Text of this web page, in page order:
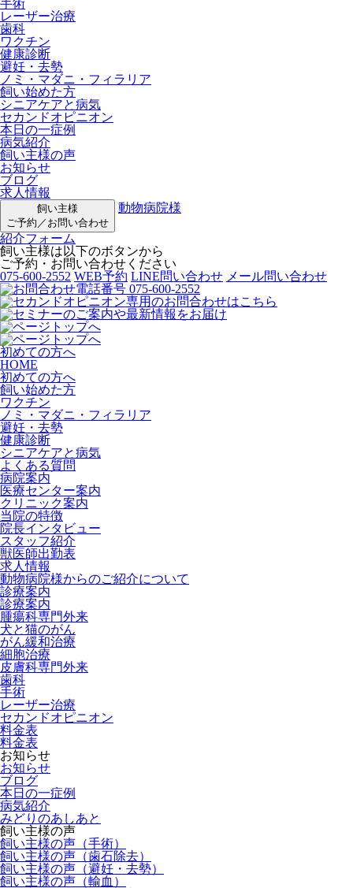
手術
レーザー治療
歯科
ワクチン
健康診断
避妊・去勢
ノミ・マダニ・フィラリア
飼い始めた方
シニアケアと病気
セカンドオピニオン
本日の一症例
病気紹介
飼い主様の声
お知らせ
ブログ
求人情報
飼い主様
ご予約／お問い合わせ
動物病院様
紹介フォーム
飼い主様は以下のボタンから
ご予約・お問い合わせください
075-600-2552 WEB予約 LINE問い合わせ メール問い合わせ
初めての方へ
HOME
初めての方へ
飼い始めた方
ワクチン
ノミ・マダニ・フィラリア
避妊・去勢
健康診断
シニアケアと病気
よくある質問
病院案内
医療センター案内
クリニック案内
当院の特徴
院長インタビュー
スタッフ紹介
獣医師出勤表
求人情報
動物病院様からのご紹介について
診療案内
診療案内
腫瘍科専門外来
犬と猫のがん
がん緩和治療
細胞治療
皮膚科専門外来
歯科
手術
レーザー治療
セカンドオピニオン
料金表
料金表
お知らせ
お知らせ
ブログ
本日の一症例
病気紹介
みどりのあしあと
飼い主様の声
飼い主様の声（手術）
飼い主様の声（歯石除去）
飼い主様の声（避妊・去勢）
飼い主様の声（輸血）